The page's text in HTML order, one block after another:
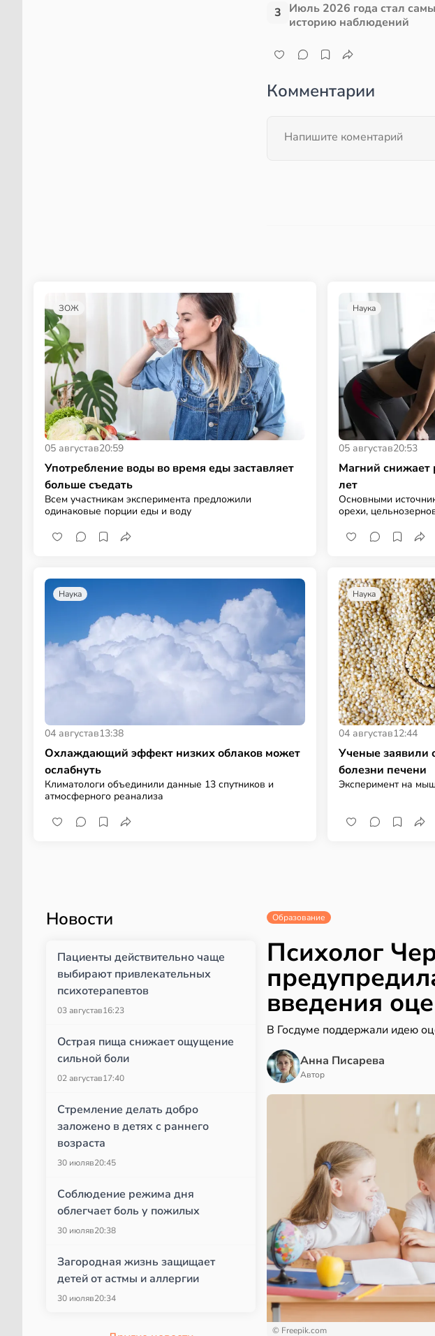
3 Июль 2026 года стал
историю наблюдений
Комментарии
ЗОЖ
05 августав20:59
Употребление воды во время еды заставляет
больше съедать
Всем участникам эксперимента предложили
одинаковые порции еды и воду
Наука
05 августав20:53
Магний снижает
лет
Основными
орехи,
Наука
04 августав13:38
Охлаждающий эффект низких облаков может
ослабнуть
Климатологи объединили данные 13 спутников и
атмосферного реанализа
Наука
04 августав12:44
Ученые заявили
болезни печени
Эксперимент на
Новости
Пациенты действительно чаще
выбирают привлекательных
психотерапевтов
03 августав16:23
Острая пища снижает ощущение
сильной боли
02 августав17:40
Стремление делать добро
заложено в детях с раннего
возраста
30 июляв20:45
Соблюдение режима дня
облегчает боль у пожилых
30 июляв20:38
Загородная жизнь защищает
детей от астмы и аллергии
30 июляв20:34
Образование
Психолог
введения
В Госдуме поддержали идею
Анна Писарева
Автор
© Freepik.com